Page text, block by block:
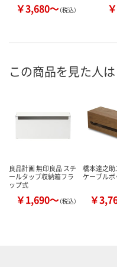
￥3,680～（税込）
この商品を見た人
良品計画 無印良品 スチ
ールタップ収納箱フラ
ップ式
￥1,690～（税込）
橋本達之助
ケーブルボ
￥